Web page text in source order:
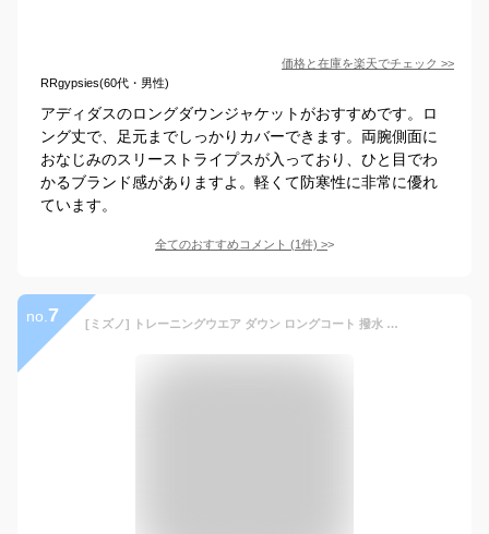
価格と在庫を楽天でチェック >>
RRgypsies(60代・男性)
アディダスのロングダウンジャケットがおすすめです。ロ
ング丈で、足元までしっかりカバーできます。両腕側面に
おなじみのスリーストライプスが入っており、ひと目でわ
かるブランド感がありますよ。軽くて防寒性に非常に優れ
ています。
全てのおすすめコメント (1件) >
no. 7 [ミズノ] トレーニングウエア ダウン ロングコート 撥水 32MEB550 ブラック